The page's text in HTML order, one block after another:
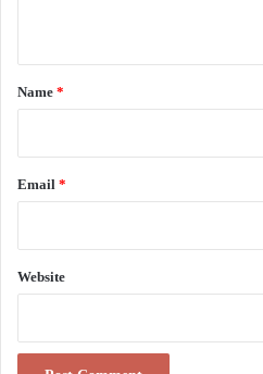
*
Name *
Email *
Website